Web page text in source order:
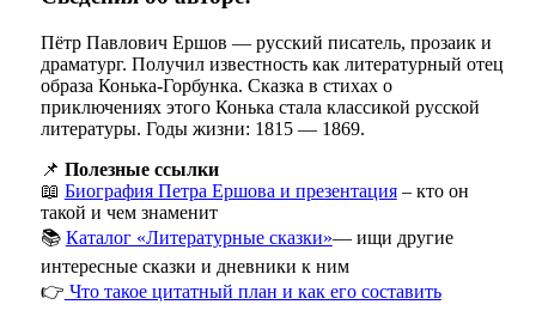
Пётр Павлович Ершов — русский писатель, прозаик и
драматург. Получил известность как литературный отец
образа Конька-Горбунка. Сказка в стихах о
приключениях этого Конька стала классикой русской
литературы. Годы жизни: 1815 — 1869.
📌 Полезные ссылки
📖 Биография Петра Ершова и презентация– кто он
такой и чем знаменит
📚 Каталог «Литературные сказки»— ищи другие
интересные сказки и дневники к ним
👉 Что такое цитатный план и как его составить